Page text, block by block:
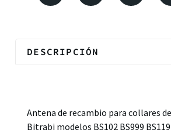
DESCRIPCIÓN
Antena de recambio para collares
Bitrabi modelos BS102 BS999 BS119